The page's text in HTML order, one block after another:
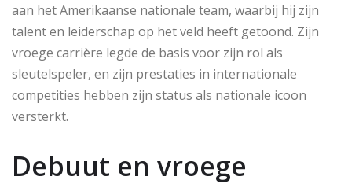
aan het Amerikaanse nationale team, waarbij hij zijn
talent en leiderschap op het veld heeft getoond. Zijn
vroege carrière legde de basis voor zijn rol als
sleutelspeler, en zijn prestaties in internationale
competities hebben zijn status als nationale icoon
versterkt.
Debuut en vroege